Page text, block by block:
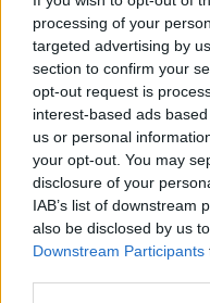
processing of your
targeted advertising by
section to confirm your
opt-out request is
interest-based ads
us or personal
your opt-out. You may
disclosure of your
IAB’s list of downstream
also be disclosed by us
Downstream Participants
23:00
Ιταλία: Στη Νάπολη
βαθμών
22:32
Υπόθεση Marfin:
κατηγορούμενη για
22:30
Αυτές είναι οι πιο
πυρκαγιές